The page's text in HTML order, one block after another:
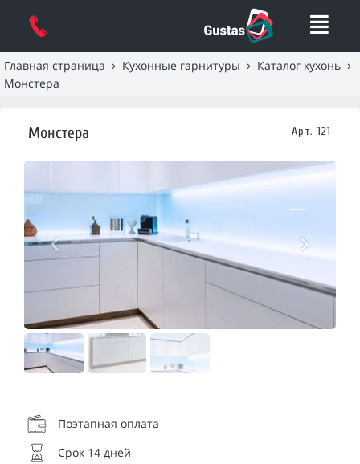
Главная страница › Кухонные гарнитуры › Каталог кухонь ›
Монстера
Монстера Арт. 121
Поэтапная оплата
Срок 14 дней